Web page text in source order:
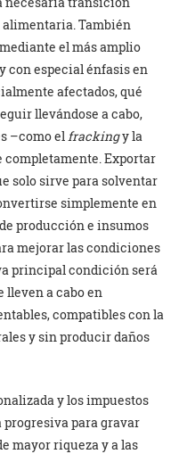
También
el más amplio
con especial énfasis en
afectados, qué
llevándose a cabo,
–como el frackingy la
Exportar
solo sirve para solventar
simplemente en
producción e insumos
mejorar las condiciones
principal condición será
lleven a cabo en
compatibles con la
y sin producir daños
y los impuestos
para gravar
mayor riqueza y a las